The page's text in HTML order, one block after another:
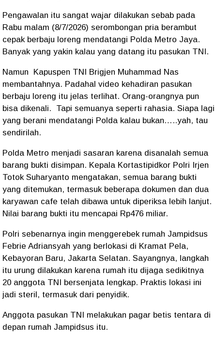
Pengawalan itu sangat wajar dilakukan sebab pada
Rabu malam (8/7/2026) serombongan pria berambut
cepak berbaju loreng mendatangi Polda Metro Jaya.
Banyak yang yakin kalau yang datang itu pasukan TNI.
Namun
Kapuspen TNI Brigjen Muhammad Nas
membantahnya. Padahal video kehadiran pasukan
berbaju loreng itu jelas terlihat. Orang-orangnya pun
bisa dikenali.
Tapi semuanya seperti rahasia. Siapa lagi
yang berani mendatangi Polda kalau bukan…..yah, tau
sendirilah.
Polda Metro menjadi sasaran karena disanalah semua
barang bukti disimpan. Kepala Kortastipidkor Polri Irjen
Totok Suharyanto mengatakan, semua barang bukti
yang ditemukan, termasuk beberapa dokumen dan dua
karyawan cafe telah dibawa untuk diperiksa lebih lanjut.
Nilai barang bukti itu mencapai Rp476 miliar.
Polri sebenarnya ingin menggerebek rumah Jampidsus
Febrie Adriansyah yang berlokasi di Kramat Pela,
Kebayoran Baru, Jakarta Selatan. Sayangnya, langkah
itu urung dilakukan karena rumah itu dijaga sedikitnya
20 anggota TNI bersenjata lengkap. Praktis lokasi ini
jadi steril, termasuk dari penyidik.
Anggota pasukan TNI melakukan pagar betis tentara di
depan rumah Jampidsus itu.